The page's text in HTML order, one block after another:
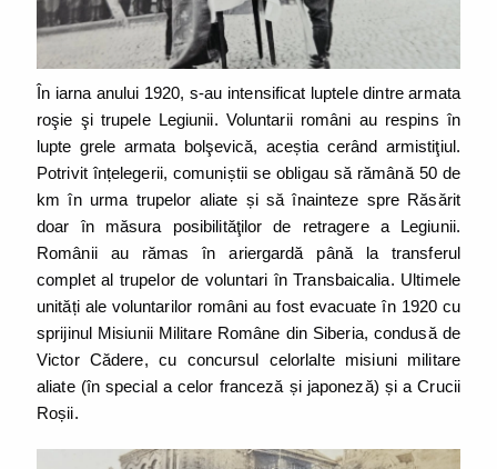
În iarna anului 1920, s-au intensificat luptele dintre armata
roşie şi trupele Legiunii. Voluntarii români au respins în
lupte grele armata bolşevică, aceștia cerând armistiţiul.
Potrivit înțelegerii, comuniștii se obligau să rămână 50 de
km în urma trupelor aliate și să înainteze spre Răsărit
doar în măsura posibilităţilor de retragere a Legiunii.
Românii au rămas în ariergardă până la transferul
complet al trupelor de voluntari în Transbaicalia. Ultimele
unități ale voluntarilor români au fost evacuate în 1920 cu
sprijinul Misiunii Militare Române din Siberia, condusă de
Victor Cădere, cu concursul celorlalte misiuni militare
aliate (în special a celor franceză și japoneză) și a Crucii
Roșii.